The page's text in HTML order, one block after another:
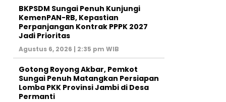
BKPSDM Sungai Penuh Kunjungi
KemenPAN-RB, Kepastian
Perpanjangan Kontrak PPPK 2027
Jadi Prioritas
Agustus 6, 2026 | 2:35 pm WIB
Gotong Royong Akbar, Pemkot
Sungai Penuh Matangkan Persiapan
Lomba PKK Provinsi Jambi di Desa
Permanti